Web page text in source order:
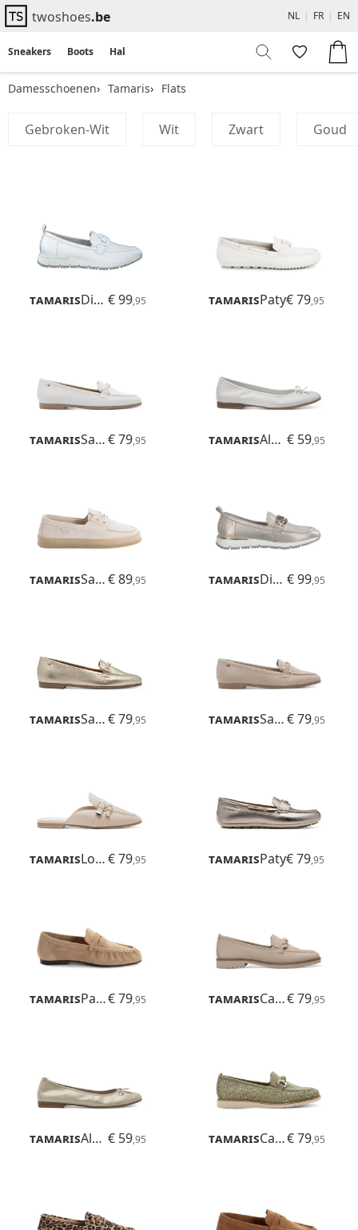
twoshoes.be NL | FR | EN
Sneakers Boots Hakken
Damesschoenen Tamaris Flats
Gebroken-Wit Wit Zwart Goud
Tamaris Diona € 99,95 TamarisPaty€ 79,95
Tamaris Sandrina€ 79,95 Tamaris Alena € 59,95
Tamaris Samina€ 89,95 Tamaris Diona € 99,95
Tamaris Sandrina€ 79,95 Tamaris Sandrina€ 79,95
Tamaris Lorita€ 79,95 TamarisPaty€ 79,95
Tamaris Paulinha€ 79,95 Tamaris Careen€ 79,95
Tamaris Alena € 59,95 Tamaris Careen€ 79,95